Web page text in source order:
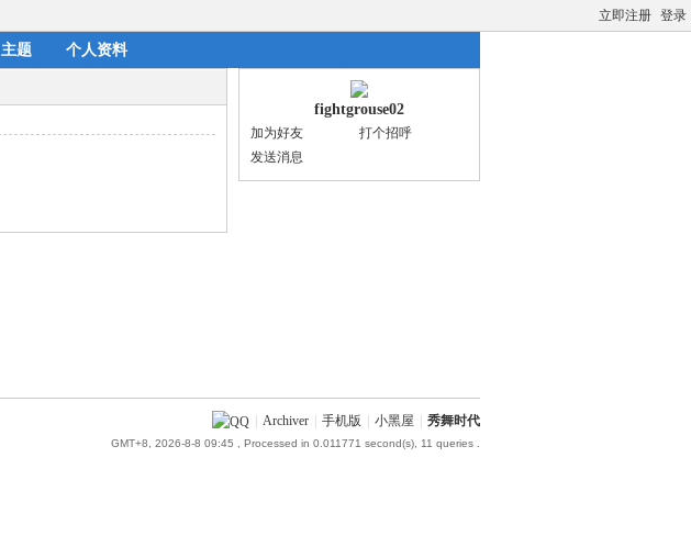
立即注册 登录
主题 个人资料
fightgrouse02
加为好友
打个招呼
发送消息
Archiver 手机版 小黑屋 秀舞时代
GMT+8, 2026-8-8 09:45 , Processed in 0.011771 second(s), 11 queries .